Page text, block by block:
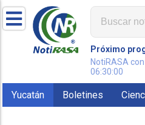
Próximo
NotiRASA
06:30:00
Yucatán Boletines